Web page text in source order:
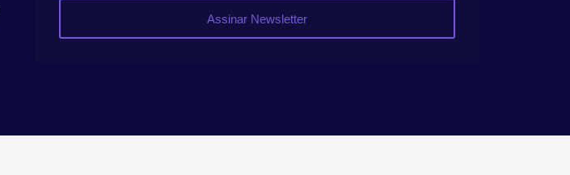
Assinar Newsletter